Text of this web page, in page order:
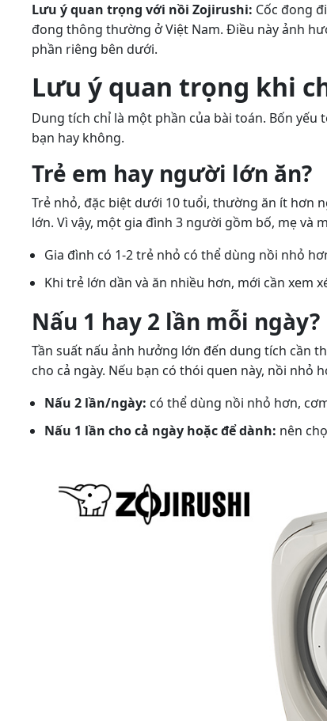
Lưu ý quan trọng với nồi Zojirushi: Cốc đong
đong thông thường ở Việt Nam. Điều này ảnh
phần riêng bên dưới.
Lưu ý quan trọng khi
Dung tích chỉ là một phần của bài toán. Bốn
bạn hay không.
Trẻ em hay người lớn ăn?
Trẻ nhỏ, đặc biệt dưới 10 tuổi, thường ăn ít hơn
lớn. Vì vậy, một gia đình 3 người gồm bố, mẹ và
Gia đình có 1-2 trẻ nhỏ có thể dùng nồi nhỏ
Khi trẻ lớn dần và ăn nhiều hơn, mới cần xem
Nấu 1 hay 2 lần mỗi ngày?
Tần suất nấu ảnh hưởng lớn đến dung tích cần
cho cả ngày. Nếu bạn có thói quen này, nồi nhỏ
Nấu 2 lần/ngày: có thể dùng nồi nhỏ hơn,
Nấu 1 lần cho cả ngày hoặc để dành: nên